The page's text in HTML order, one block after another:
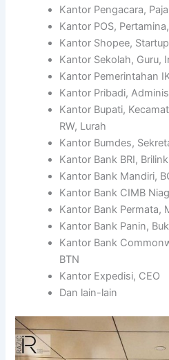
Kantor Pengacara,
Kantor POS,
Kantor Shopee,
Kantor Sekolah, Guru,
Kantor Pemerintahan
Kantor Pribadi,
Kantor Bupati,
RW, Lurah
Kantor Bumdes,
Kantor Bank BRI,
Kantor Bank Mandiri,
Kantor Bank CIMB
Kantor Bank Permata,
Kantor Bank Panin,
Kantor Bank
BTN
Kantor Expedisi, CEO
Dan lain-lain